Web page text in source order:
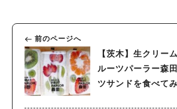
前のページへ
【茨木】生クリー
ルーツパーラー森
ツサンドを食べて